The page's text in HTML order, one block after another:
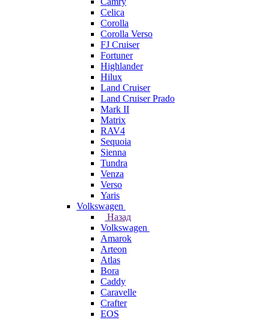
Celica
Corolla
Corolla Verso
FJ Cruiser
Fortuner
Highlander
Hilux
Land Cruiser
Land Cruiser Prado
Mark II
Matrix
RAV4
Sequoia
Sienna
Tundra
Venza
Verso
Yaris
Volkswagen
Назад
Volkswagen
Amarok
Arteon
Atlas
Bora
Caddy
Caravelle
Crafter
EOS